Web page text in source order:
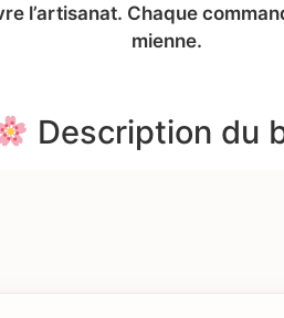
l’artisanat. Chaque
mienne.
Description du